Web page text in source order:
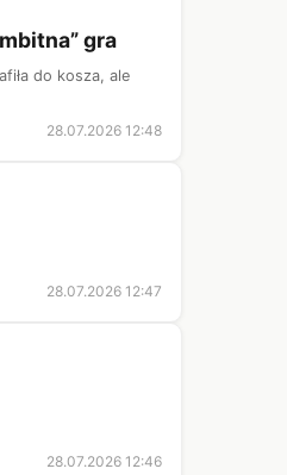
gra
do kosza, ale
28.07.2026 12:48
28.07.2026 12:47
28.07.2026 12:46